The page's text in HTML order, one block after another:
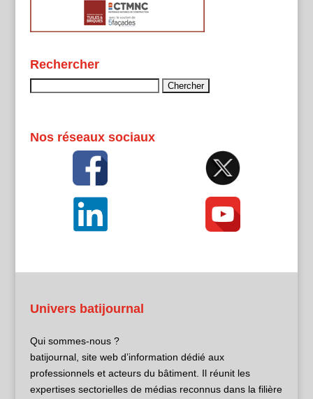
Rechercher
Nos réseaux sociaux
Univers batijournal
Qui sommes-nous ?
batijournal, site web d’information dédié aux
professionnels et acteurs du bâtiment. Il réunit les
expertises sectorielles de médias reconnus dans la filière